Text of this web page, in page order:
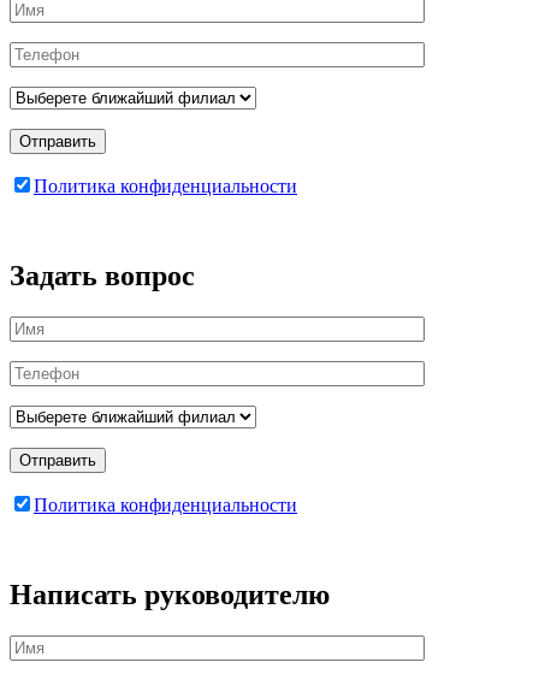
Отправить
Политика конфиденциальности
Задать вопрос
Отправить
Политика конфиденциальности
Написать руководителю